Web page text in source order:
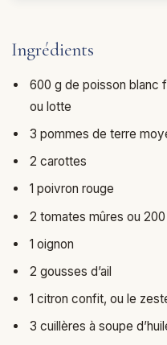
Ingrédients
600 g de poisson blanc
ou lotte
3 pommes de terre
2 carottes
1 poivron rouge
2 tomates mûres ou
1 oignon
2 gousses d’ail
1 citron confit, ou le
3 cuillères à soupe